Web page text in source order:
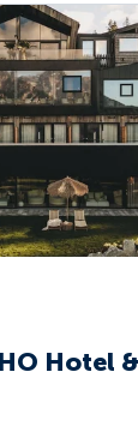
Hotel &